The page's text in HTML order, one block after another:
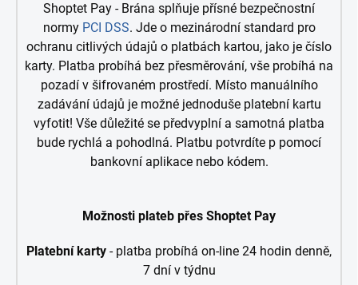
Shoptet Pay - Brána splňuje přísné bezpečnostní
normy PCI DSS. Jde o mezinárodní standard pro
ochranu citlivých údajů o platbách kartou, jako je číslo
karty. Platba probíhá bez přesměrování, vše probíhá na
pozadí v šifrovaném prostředí. Místo manuálního
zadávání údajů je možné jednoduše platební kartu
vyfotit! Vše důležité se předvyplní a samotná platba
bude rychlá a pohodlná. Platbu potvrdíte p pomocí
bankovní aplikace nebo kódem.
Možnosti plateb přes Shoptet Pay
Platební karty - platba probíhá on-line 24 hodin denně,
7 dní v týdnu